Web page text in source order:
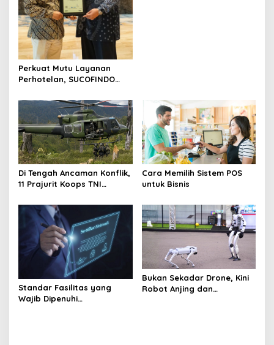
Perkuat Mutu Layanan
Perhotelan, SUCOFINDO
9001:2015 kepada Hotel
FUGO Samarinda
Di Tengah Ancaman Konflik,
11 Prajurit Koops TNI
Ugimba dengan Dua
Helikopter
Cara Memilih Sistem POS
untuk Bisnis
Standar Fasilitas yang
Wajib Dipenuhi
Bukan Sekadar Drone, Kini
Robot Anjing dan